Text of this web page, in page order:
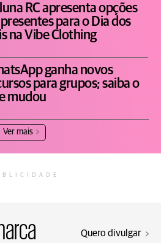
RC apresenta opções
para o Dia dos
na Vibe Clothing
ganha novos
para grupos; saiba o
mudou
Ver mais
Quero divulgar